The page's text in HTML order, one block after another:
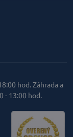
hod. Záhrada a
- 13:00 hod.